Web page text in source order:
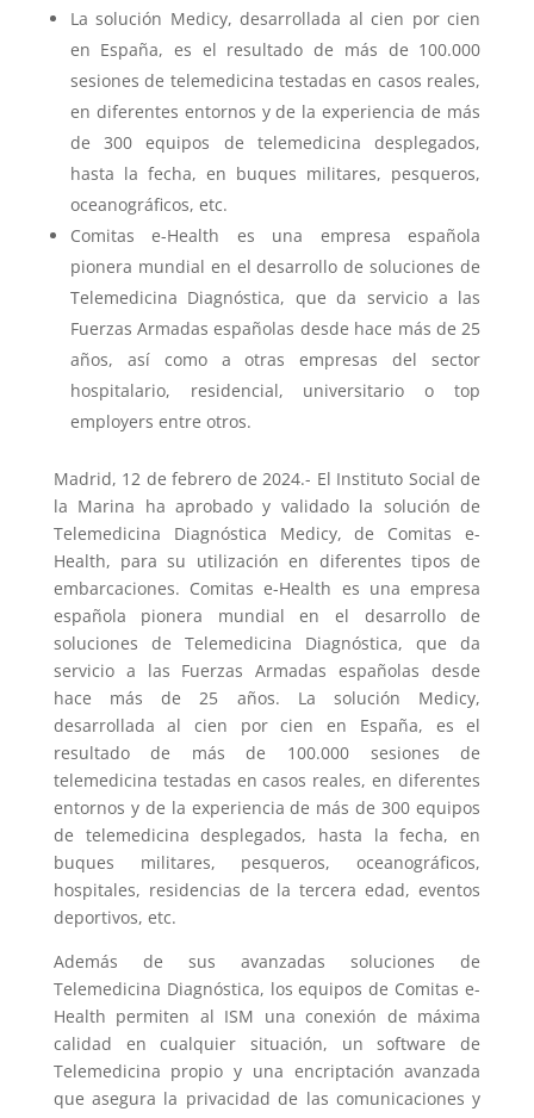
La solución Medicy, desarrollada al cien por cien
en España, es el resultado de más de 100.000
sesiones de telemedicina testadas en casos reales,
en diferentes entornos y de la experiencia de más
de 300 equipos de telemedicina desplegados,
hasta la fecha, en buques militares, pesqueros,
oceanográficos, etc.
Comitas e-Health es una empresa española
pionera mundial en el desarrollo de soluciones de
Telemedicina Diagnóstica, que da servicio a las
Fuerzas Armadas españolas desde hace más de 25
años, así como a otras empresas del sector
hospitalario, residencial, universitario o top
employers entre otros.
Madrid, 12 de febrero de 2024.- El Instituto Social de
la Marina ha aprobado y validado la solución de
Telemedicina Diagnóstica Medicy, de Comitas e-
Health, para su utilización en diferentes tipos de
embarcaciones. Comitas e-Health es una empresa
española pionera mundial en el desarrollo de
soluciones de Telemedicina Diagnóstica, que da
servicio a las Fuerzas Armadas españolas desde
hace más de 25 años. La solución Medicy,
desarrollada al cien por cien en España, es el
resultado de más de 100.000 sesiones de
telemedicina testadas en casos reales, en diferentes
entornos y de la experiencia de más de 300 equipos
de telemedicina desplegados, hasta la fecha, en
buques militares, pesqueros, oceanográficos,
hospitales, residencias de la tercera edad, eventos
deportivos, etc.
Además de sus avanzadas soluciones de
Telemedicina Diagnóstica, los equipos de Comitas e-
Health permiten al ISM una conexión de máxima
calidad en cualquier situación, un software de
Telemedicina propio y una encriptación avanzada
que asegura la privacidad de las comunicaciones y